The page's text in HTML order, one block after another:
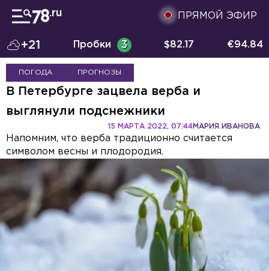
ПРЯМОЙ ЭФИР
+21 Пробки 3 $82.17 €94.84
ПОГОДА ПРОГНОЗЫ
В Петербурге зацвела верба и
выглянули подснежники
МАРИЯ ИВАНОВА
15 МАРТА 2022, 07:44
Напомним, что верба традиционно считается
символом весны и плодородия.